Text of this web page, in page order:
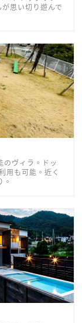
思い切り遊んで
のヴィラ。ドッ
用も可能。近く